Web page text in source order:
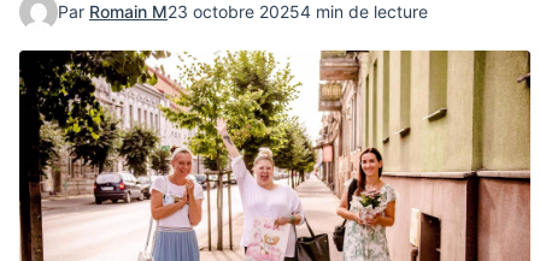
Par Romain M23 octobre 20254 min de lecture